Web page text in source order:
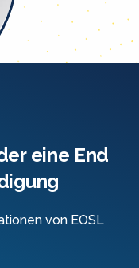
eine End
von EOSL